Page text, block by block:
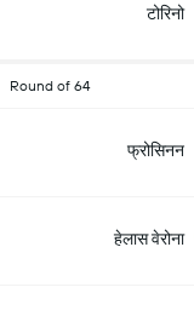
टोरिनो
Round of 64
फ्रोसिनन
हेलास वेरोना